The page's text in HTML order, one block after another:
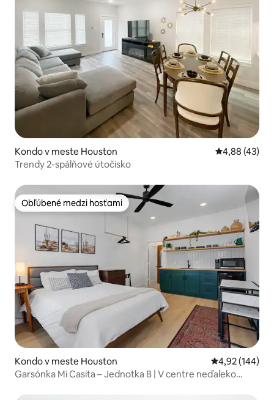
Kondo v meste Houston Priemerné
4,88 (43)
Trendy 2-spálňové útočisko
Obľúbené medzi hosťami
Obľúbené medzi hosťami
Kondo v meste Houston Priemerné
4,92 (144)
Garsónka Mi Casita – Jednotka B | V centre neďaleko